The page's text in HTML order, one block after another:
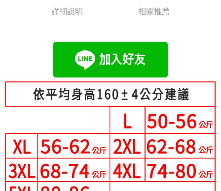
2.付款方式選擇「大哥付你分期」，訂單成立後會自動跳轉到大哥付的交易
4.訂單成立30分鐘內，如未前往確認交易或遇審核未通過，訂單將自動取
消。如遇「轉專審核」未通過狀況，表示未達大哥付你分期系統評分，恕無
1.分期款項不併入電信帳單，「大哥付你分期」於每月結算日後寄送繳費提
醒簡訊。
2.透過簡訊連結打開帳單後，可選擇「超商條碼／台灣大直營門市／銀行轉
帳／街口支付／iPASS MONEY」等通路繳費。
1.本服務係由「台灣大哥大股份有限公司」（以下簡稱本公司）所提供，讓
用戶於交易時，得透過本服務購買商品或服務，並由商店將買賣／分期付款
買賣價金債權讓與本公司後，依約使用本公司帳單繳交帳款。
2.基於同意付款使用「大哥付你分期」之契約關係目的，商店將以您的個人
資料（包含姓名、電話或地址）提供予台灣大哥大進項蒐集、處理及利用，
由本公司與您本人進行分期帳單所需資料之確認、核對及更正。
3.完整用戶服務條款，請詳閱以下連結：
１．簡單：不需註冊會員、不需綁卡、不需儲值。
２．便利：只要手機號碼，簡訊認證，即可結帳。
３．安心：先確認商品／服務後，再付款。
【「AFTEE先享後付」結帳流程】
１．於結帳方式選擇「AFTEE先享後付」後，將跳轉至「AFTEE先享後付」
結帳頁面，進行簡訊認證並確認金額後，即可完成結帳。
３．收到繳費通知簡訊後14天內，點擊此簡訊中的連結，可透過四大超商／
ATM／網路銀行／等多元方式進行付款，方視為交易完成。
※ 請注意：結帳手續完成當下不需立刻繳費，但若您需要取消訂單，請聯絡
購買商品的店家。未經商家同意取消之訂單仍視為有效，需透過AFTEE先享
後付繳納相關費用。
※ 交易是否成功請以「AFTEE先享後付 」之結帳頁面顯示為準，若有關於
是否繳費成功／繳費後需取消欲退款等相關疑問，請聯繫「AFTEE先享後付
客戶支援中心」https://netprotections.freshdesk.com/support/home
「Hami Point」為中華電信所提供之點數服務，可於會員專區綁定中華電信
會員帳號後，即可在購物車使用 Hami Point 折抵消費金額 (1點等於1元)。
運送方式
全家付款取貨
每筆NT$80，滿NT$699(含以上)免運費
付款後全家取貨
每筆NT$80，滿NT$699(含以上)免運費
付款後萊爾富取貨
每筆NT$80，滿NT$699(含以上)免運費
詳細說明 相關推薦